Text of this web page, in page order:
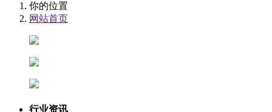
你的位置
网站首页
行业资讯